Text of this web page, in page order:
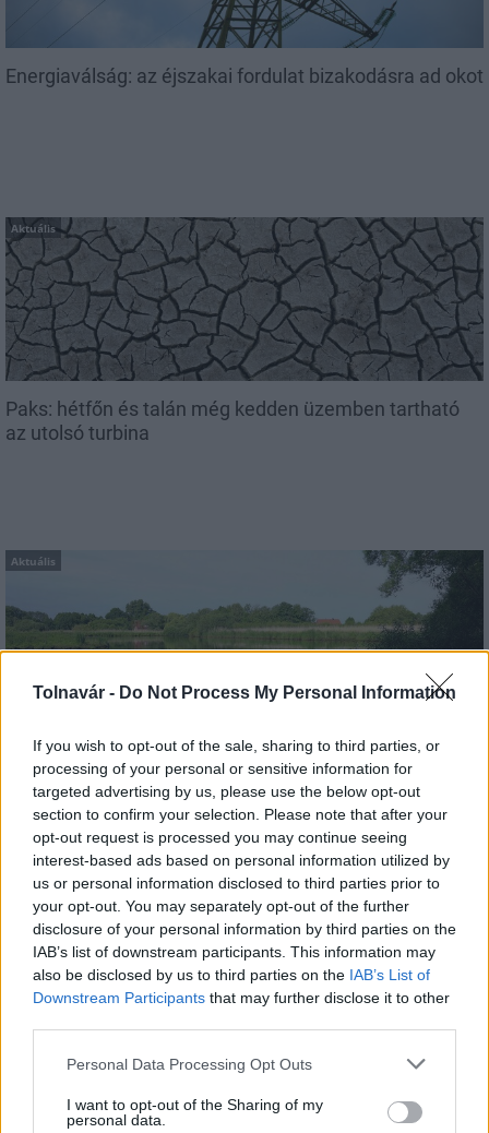
Tolnavár - Do Not Process My Personal Information
If you wish to opt-out of the sale, sharing to third parties, or
processing of your personal or sensitive information for
targeted advertising by us, please use the below opt-out
section to confirm your selection. Please note that after your
opt-out request is processed you may continue seeing
interest-based ads based on personal information utilized by
us or personal information disclosed to third parties prior to
your opt-out. You may separately opt-out of the further
disclosure of your personal information by third parties on the
IAB’s list of downstream participants. This information may
also be disclosed by us to third parties on the IAB’s List of
Downstream Participants that may further disclose it to other
Please note that this website/app uses one or more Google
not limited to your visit or usage behaviour. You may click to
grant or deny consent to Google and its third-party tags to
Personal Data Processing Opt Outs
I want to opt-out of the Sharing of my
personal data.
Energiaválság: az éjszakai fordulat bizakodásra ad okot
Aktuális
Paks: hétfőn és talán még kedden üzemben tartható
az utolsó turbina
Aktuális
Az atomerőmű egyetlen hatása a környezetre, hogy a
Duna vizét némileg felmelegíti
MAGYAR ÉPÍTŐK
Útépítés